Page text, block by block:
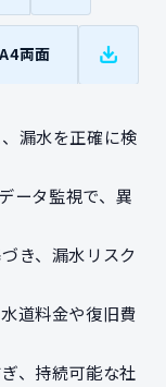
両面
漏水を正確に検
ータ監視で、異
き、漏水リスク
道料金や復旧費
、持続可能な社